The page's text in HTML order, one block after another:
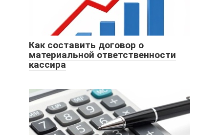
Как составить договор о
материальной ответственности
кассира